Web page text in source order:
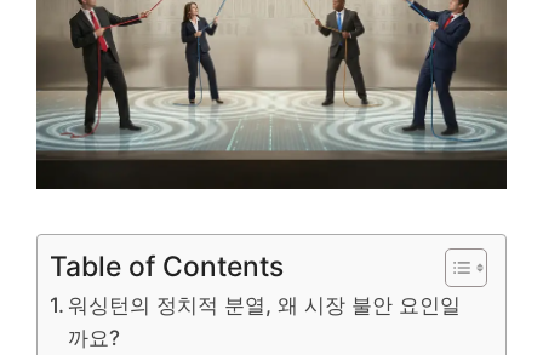
Table of Contents
워싱턴의 정치적 분열, 왜 시장 불안 요인일
까요?